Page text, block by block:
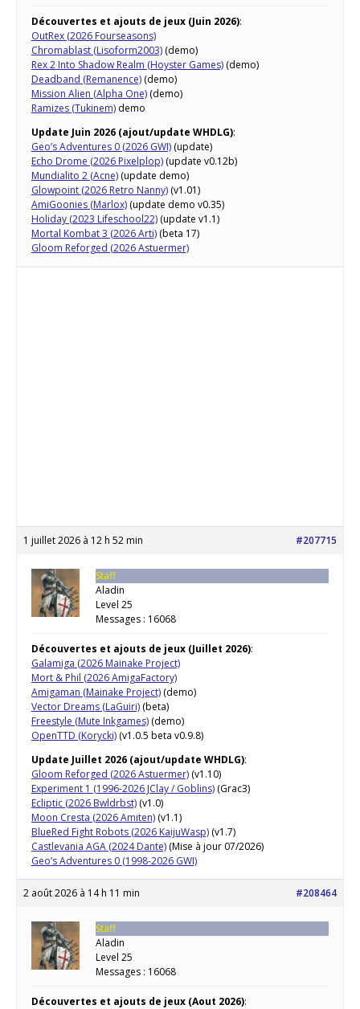
Découvertes et ajouts de jeux (Juin 2026):
OutRex (2026 Fourseasons)
Chromablast (Lisoform2003) (demo)
Rex 2 Into Shadow Realm (Hoyster Games) (demo)
Deadband (Remanence) (demo)
Mission Alien (Alpha One) (demo)
Ramizes (Tukinem) demo
Update Juin 2026 (ajout/update WHDLG):
Geo’s Adventures 0 (2026 GWI) (update)
Echo Drome (2026 Pixelplop) (update v0.12b)
Mundialito 2 (Acne) (update demo)
Glowpoint (2026 Retro Nanny) (v1.01)
AmiGoonies (Marlox) (update demo v0.35)
Holiday (2023 Lifeschool22) (update v1.1)
Mortal Kombat 3 (2026 Arti) (beta 17)
Gloom Reforged (2026 Astuermer)
1 juillet 2026 à 12 h 52 min #207715
Staff
Aladin
Level 25
Messages : 16068
Découvertes et ajouts de jeux (Juillet 2026):
Galamiga (2026 Mainake Project)
Mort & Phil (2026 AmigaFactory)
Amigaman (Mainake Project) (demo)
Vector Dreams (LaGuiri) (beta)
Freestyle (Mute Inkgames) (demo)
OpenTTD (Korycki) (v1.0.5 beta v0.9.8)
Update Juillet 2026 (ajout/update WHDLG):
Gloom Reforged (2026 Astuermer) (v1.10)
Experiment 1 (1996-2026 JClay / Goblins) (Grac3)
Ecliptic (2026 Bwldrbst) (v1.0)
Moon Cresta (2026 Amiten) (v1.1)
BlueRed Fight Robots (2026 KaijuWasp) (v1.7)
Castlevania AGA (2024 Dante) (Mise à jour 07/2026)
Geo’s Adventures 0 (1998-2026 GWI)
2 août 2026 à 14 h 11 min #208464
Staff
Aladin
Level 25
Messages : 16068
Découvertes et ajouts de jeux (Aout 2026):